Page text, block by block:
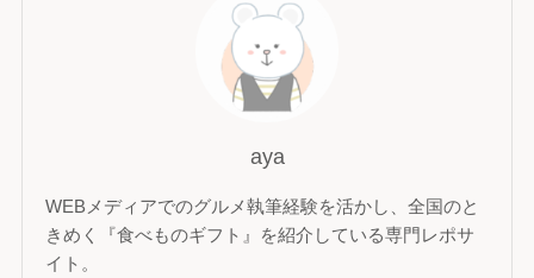
aya
WEBメディアでのグルメ執筆経験を活かし、全国のと
きめく『食べものギフト』を紹介している専門レポサ
イト。